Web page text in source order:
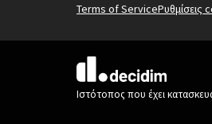
Terms of ServiceΡυθμίσεις
(Εξωτερική σύνδεση)
Ιστότοπος που έχει